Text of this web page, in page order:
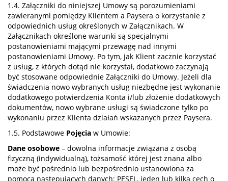
1.4. Załączniki do niniejszej Umowy są porozumieniami
zawieranymi pomiędzy Klientem a Paysera o korzystanie z
odpowiednich usług określonych w Załącznikach. W
Załącznikach określone warunki są specjalnymi
postanowieniami mającymi przewagę nad innymi
postanowieniami Umowy. Po tym, jak Klient zacznie korzystać
z usług, z których dotąd nie korzystał, dodatkowo zaczynają
być stosowane odpowiednie Załączniki do Umowy. Jeżeli dla
świadczenia nowo wybranych usług niezbędne jest wykonanie
dodatkowego potwierdzenia Konta i/lub złożenie dodatkowych
dokumentów, nowo wybrane usługi są świadczone tylko po
wykonaniu przez Klienta działań wskazanych przez Paysera.
1.5. Podstawowe Pojęcia w Umowie:
Dane osobowe – dowolna informacje związana z osobą
fizyczną (indywidualną), tożsamość której jest znana albo
może być pośrednio lub bezpośrednio ustanowiona za
pomocą następujących danych: PESEL, jeden lub kilka cech o